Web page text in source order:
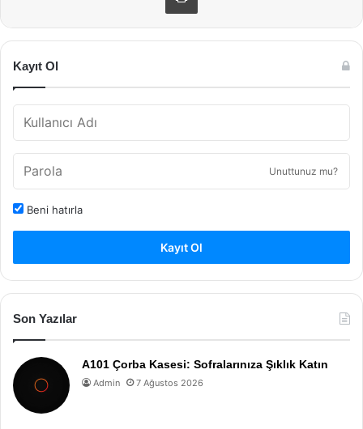
Kayıt Ol
Unuttunuz mu?
Beni hatırla
Kayıt Ol
Son Yazılar
A101 Çorba Kasesi: Sofralarınıza Şıklık Katın
Admin 7 Ağustos 2026